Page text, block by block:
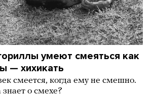
умеют смеяться как
— хихикать
смеется, когда ему не смешно.
о смехе?